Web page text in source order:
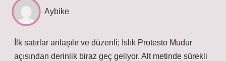
Aybike
İlk satırlar anlaşılır ve düzenli; Islık Protesto Mudur
açısından derinlik biraz geç geliyor. Alt metinde sürekli